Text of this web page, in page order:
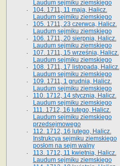
Laudum sejmiku ziemskiego
104. 1711, 11 maja, Halicz.
Laudum sejmiku ziemskiego
105. 1711, 23 czerwca, Halicz.
Laudum sejmiku ziemskiego
106. 1711, 20 sierpnia, Halicz.
Laudum sejmiku ziemskiego
107. 1711, 15 września, Halicz.
Laudum sejmiku ziemskiego
108. 1711, 17 listopada, Halicz.
Laudum sejmiku ziemskiego
109. 1711, 1 grudnia, Halicz.
Laudum sejmiku ziemskiego
110. 1712, 14 stycznia, Halicz.
Laudum sejmiku ziemskiego
111. 1712, 16 lutego, Halicz.
Laudum sejmiku ziemskiego
przedsejmowego
112. 1712, 16 lutego, Halicz.
Instrukcya sejmiku ziemskiego
posłom na sejm walny
113. 1712, 11 kwietnia, Halicz.
Laudum sejmiku ziemskiego